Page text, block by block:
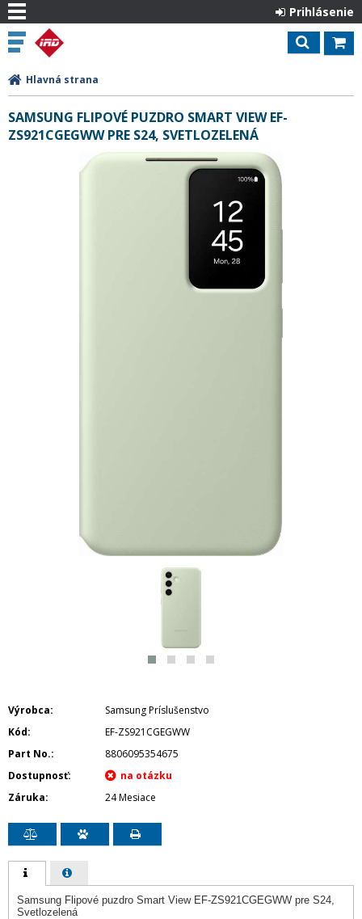
Prihlásenie
Hlavná strana
SAMSUNG FLIPOVÉ PUZDRO SMART VIEW EF-
ZS921CGEGWW PRE S24, SVETLOZELENÁ
Výrobca
Samsung Príslušenstvo
Kód
EF-ZS921CGEGWW
Part No.
8806095354675
Dostupnosť
Záruka
24 Mesiace
Samsung Flipové puzdro Smart View EF-ZS921CGEGWW pre S24,
Svetlozelená